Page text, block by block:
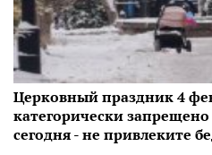
Церковный праздник 4
категорически
сегодня - не привлеките